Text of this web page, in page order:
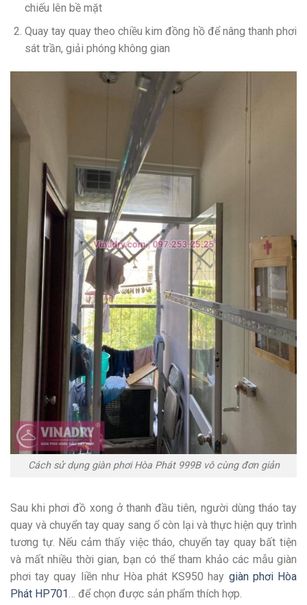
chiếu lên bề mặt
Quay tay quay theo chiều kim đồng hồ để nâng thanh phơi
sát trần, giải phóng không gian
Cách sử dụng giàn phơi Hòa Phát 999B vô cùng đơn giản
Sau khi phơi đồ xong ở thanh đầu tiên, người dùng tháo tay
quay và chuyển tay quay sang ổ còn lại và thực hiện quy trình
tương tự. Nếu cảm thấy việc tháo, chuyển tay quay bất tiện
và mất nhiều thời gian, bạn có thể tham khảo các mẫu giàn
phơi tay quay liền như Hòa phát KS950 hay giàn phơi Hòa
Phát HP701… để chọn được sản phẩm thích hợp.